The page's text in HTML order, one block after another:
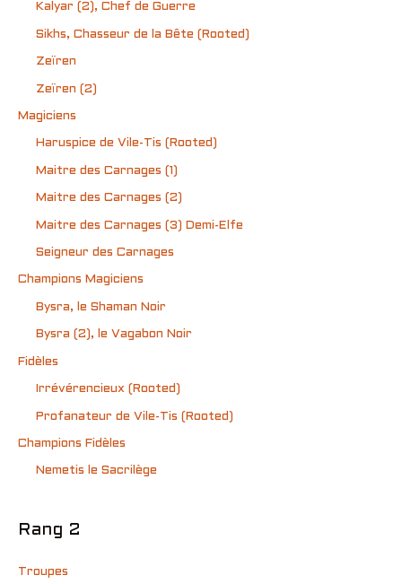
Kalyar (2), Chef de Guerre
Sikhs, Chasseur de la Bête (Rooted)
Zeïren
Zeïren (2)
Magiciens
Haruspice de Vile-Tis (Rooted)
Maitre des Carnages (1)
Maitre des Carnages (2)
Maitre des Carnages (3) Demi-Elfe
Seigneur des Carnages
Champions Magiciens
Bysra, le Shaman Noir
Bysra (2), le Vagabon Noir
Fidèles
Irrévérencieux (Rooted)
Profanateur de Vile-Tis (Rooted)
Champions Fidèles
Nemetis le Sacrilège
Rang 2
Troupes